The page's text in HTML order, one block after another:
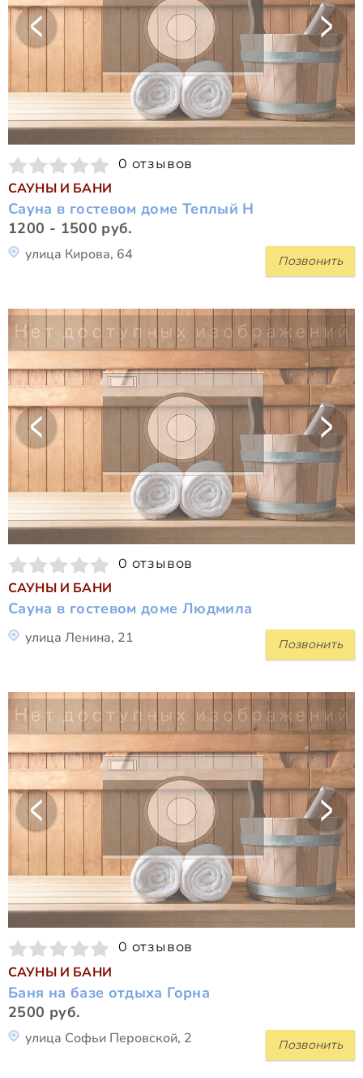
0 отзывов
САУНЫ И БАНИ
Сауна в гостевом доме Теплый Н
1200 - 1500 руб.
Позвонить
улица Кирова, 64
0 отзывов
САУНЫ И БАНИ
Сауна в гостевом доме Людмила
Позвонить
улица Ленина, 21
0 отзывов
САУНЫ И БАНИ
Баня на базе отдыха Горна
2500 руб.
Позвонить
улица Софьи Перовской, 2